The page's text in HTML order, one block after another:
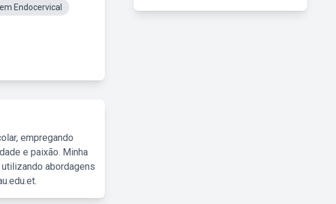
Endocervical
empregando
e paixão. Minha
abordagens